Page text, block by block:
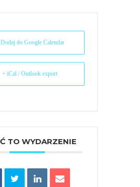
do Google Calendar
+ iCal / Outlook export
TO WYDARZENIE